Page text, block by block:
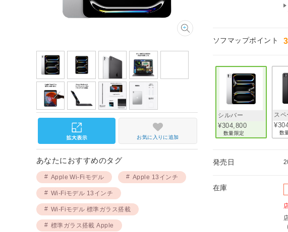
ソフマップポイント
シルバー
¥304,800
数量限定 数
発売日
在庫
お気に入りに追加
あなたにおすすめのタグ
Apple Wi-Fiモデル Apple 13インチ
Wi-Fiモデル 13インチ
Wi-Fiモデル 標準ガラス搭載
標準ガラス搭載 Apple